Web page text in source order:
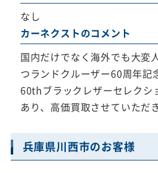
なし
カーネクストのコメント
国内だけでなく海外でも大変
つランドクルーザー60周年記
60thブラックレザーセレクシ
あり、高価買取させていただ
兵庫県川西市のお客様